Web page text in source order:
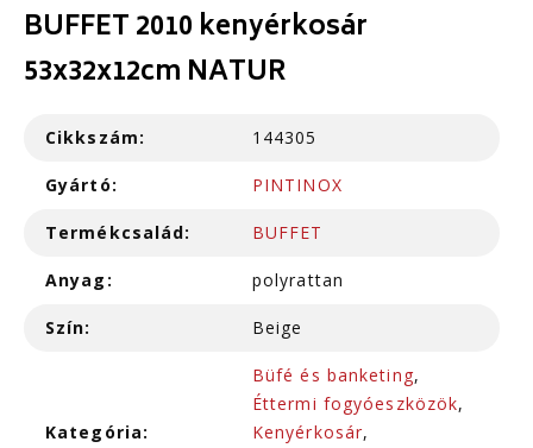
BUFFET 2010 kenyérkosár
53x32x12cm NATUR
Cikkszám: 144305
Gyártó: PINTINOX
Termékcsalád: BUFFET
Anyag: polyrattan
Szín: Beige
Kategória:
Büfé és banketing,
Éttermi fogyóeszközök,
Kenyérkosár,